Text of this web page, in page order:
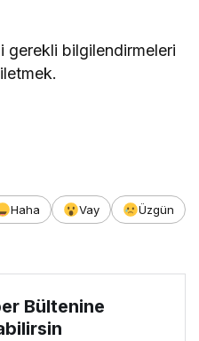
gerekli bilgilendirmeleri
Haha Vay
Üzgün
Bültenine